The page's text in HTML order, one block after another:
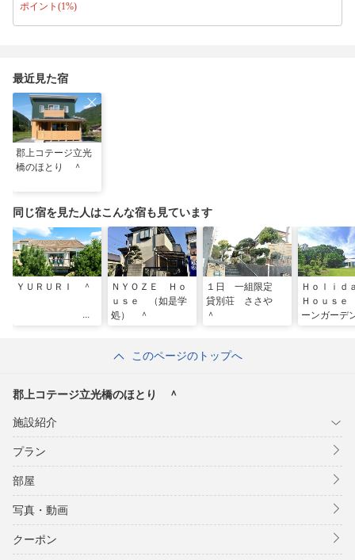
ポイント(1%)
最近見た宿
郡上コテージ立光
橋のほとり ＾
同じ宿を見た人はこんな宿も見ています
ＹＵＲＵＲＩ ＾
ＮＹＯＺＥ Ｈｏ
ｕｓｅ （如是学
処） ＾
１日 一組限定
貸別荘 ささや
＾
Ｈｏｌｉ
Ｈｏｕｓ
ーンガー
このページのトップへ
郡上コテージ立光橋のほとり ＾
施設紹介
プラン
部屋
写真・動画
クーポン